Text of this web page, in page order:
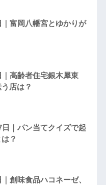
富岡八幡宮とゆかりが
高齢者住宅銀木犀東
店は？
｜パン当てクイズで起
？
創味食品ハコネーゼ、